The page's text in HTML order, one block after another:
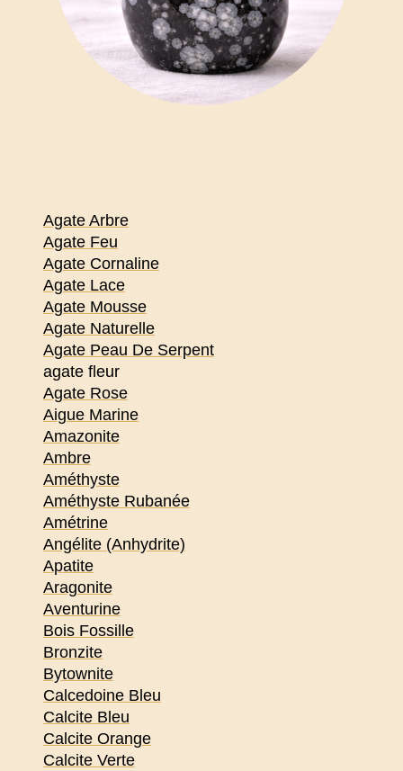
Agate Arbre
Agate Feu
Agate Cornaline
Agate Lace
Agate Mousse
Agate Naturelle
Agate Peau De Serpent
agate fleur
Agate Rose
Aigue Marine
Amazonite
Ambre
Améthyste
Améthyste Rubanée
Amétrine
Angélite (Anhydrite)
Apatite
Aragonite
Aventurine
Bois Fossille
Bronzite
Bytownite
Calcedoine Bleu
Calcite Bleu
Calcite Orange
Calcite Verte